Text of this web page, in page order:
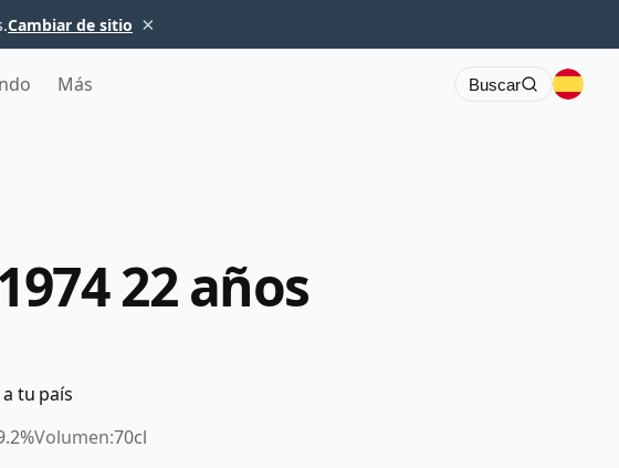
Cambiar de sitio ×
Más Buscar
22 años
tu país
Volumen:70cl